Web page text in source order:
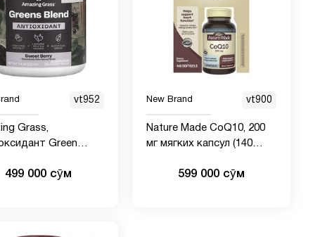
vt952
Grass,
Green
210 г
499 000 сӯм
New Brand vt900
Nature Made CoQ10, 200
мг мягких капсул (140
599 000 сӯм